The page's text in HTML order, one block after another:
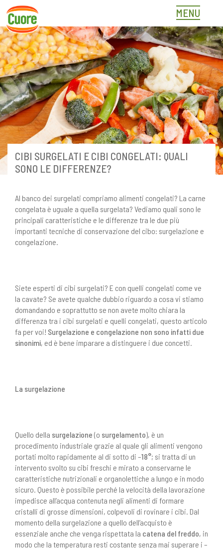
Skip
content
MENU
CIBI SURGELATI E CIBI CONGELATI: QUALI
SONO LE DIFFERENZE?
Al banco dei surgelati compriamo alimenti congelati? La carne
congelata è uguale a quella surgelata? Vediamo quali sono le
principali caratteristiche e le differenze tra le due più
importanti tecniche di conservazione del cibo: surgelazione e
congelazione.
Siete esperti di cibi surgelati? E con quelli congelati come ve
la cavate? Se avete qualche dubbio riguardo a cosa vi stiamo
domandando e soprattutto se non avete molto chiara la
differenza tra i cibi surgelati e quelli congelati, questo articolo
fa per voi! Surgelazione e congelazione non sono infatti due
sinonimi, ed è bene imparare a distinguere i due concetti.
La surgelazione
Quello della surgelazione (o surgelamento), è un
procedimento industriale grazie al quale gli alimenti vengono
portati molto rapidamente al di sotto di –18°; si tratta di un
intervento svolto su cibi freschi e mirato a conservarne le
caratteristiche nutrizionali e organolettiche a lungo e in modo
sicuro. Questo è possibile perché la velocità della lavorazione
impedisce all’acqua contenuta negli alimenti di formare
cristalli di grosse dimensioni, colpevoli di rovinare i cibi. Dal
momento della surgelazione a quello dell’acquisto è
essenziale anche che venga rispettata la catena del freddo, in
modo che la temperatura resti costante senza mai superare i –